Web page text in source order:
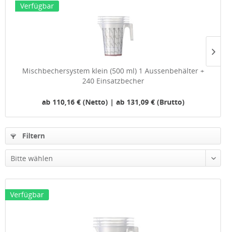
Verfügbar
Mischbechersystem klein (500 ml) 1 Aussenbehälter +
240 Einsatzbecher
ab 110,16 € (Netto) | ab 131,09 € (Brutto)
Filtern
Verfügbar